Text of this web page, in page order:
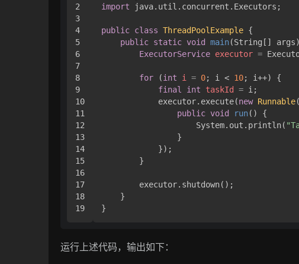
2
3
4
5
6
7
8
9
10
11
12
13
14
15
16
17
18
import java.util.concurrent.Executors;
public class ThreadPoolExample {
public static void main(String[] args)
ExecutorService executor =
for (int i = 0; i < 10; i++) {
final
int taskId = i;
            executor.execute(
new Runnable
public void run()
{
                    System.out.println(
                }
            });
        }
        executor.shutdown();
    }
}
运行上述代码，输出如下：